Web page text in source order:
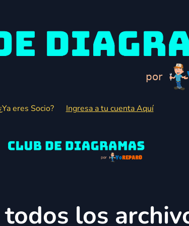
eres Socio? Ingresa a tu cuenta Aquí
los